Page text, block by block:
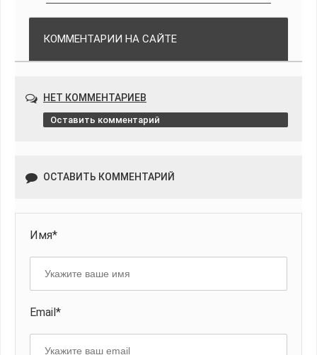
КОММЕНТАРИИ НА САЙТЕ
НЕТ КОММЕНТАРИЕВ
Оставить комментарий
ОСТАВИТЬ КОММЕНТАРИЙ
Имя*
Email*